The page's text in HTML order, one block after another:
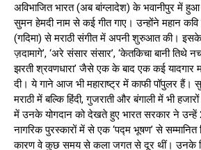
अविभाजित भारत (अब बांग्लादेश) के भवानीपुर में
सुमन हेमदी नाम से कई गीत गाए। उन्होंने महान
(गदिमा) से मराठी संगीत में अपनी शुरुआत की। इसके
ज़दामागे’, ‘अरे संसार संसार’, ‘केतकिचा बानी तिथे
झरती श्रवणधारा’ जैसे एक के बाद एक कई यादगार
दी। ये गाने आज भी महाराष्ट्र में काफी पॉपुलर
मराठी में बल्कि हिंदी, गुजराती और बंगाली में भी
में उनके योगदान को देखते हुए भारत सरकार ने उन्हें
नागरिक पुरस्कारों में से एक ‘पद्म भूषण’ से
कारण वे कुछ समय से कला जगत से दूर थीं। उनके